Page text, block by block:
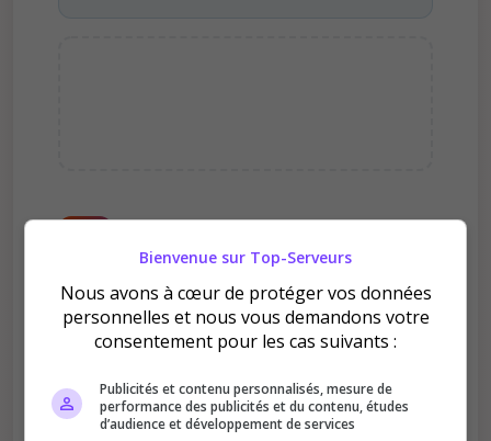
Pourquoi voter pour
Alysheberg ?
Améliore le classement
Bienvenue sur Top-Serveurs
Nous avons à cœur de protéger vos données
personnelles et nous vous demandons votre
consentement pour les cas suivants :
Publicités et contenu personnalisés, mesure de
performance des publicités et du contenu, études
d’audience et développement de services